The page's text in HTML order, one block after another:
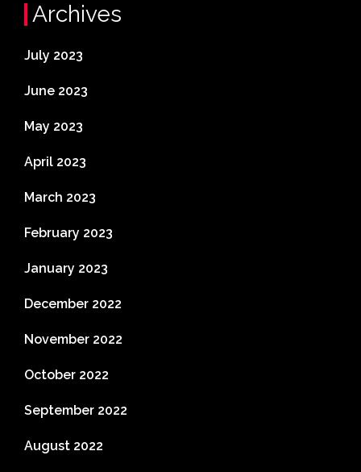
Archives
July 2023
June 2023
May 2023
April 2023
March 2023
February 2023
January 2023
December 2022
November 2022
October 2022
September 2022
August 2022